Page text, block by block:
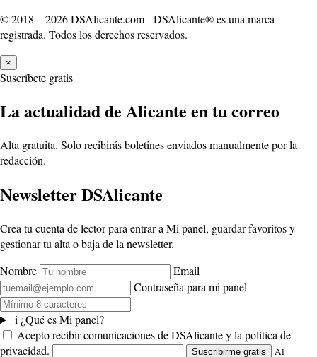
© 2018 – 2026 DSAlicante.com - DSAlicante® es una marca
registrada. Todos los derechos reservados.
×
Suscríbete gratis
La actualidad de Alicante en tu correo
Alta gratuita. Solo recibirás boletines enviados manualmente por la
redacción.
Newsletter DSAlicante
Crea tu cuenta de lector para entrar a Mi panel, guardar favoritos y
gestionar tu alta o baja de la newsletter.
Nombre
Email
Contraseña para mi panel
i ¿Qué es Mi panel?
Acepto recibir comunicaciones de DSAlicante y la política de
privacidad.
Suscribirme gratis
Al